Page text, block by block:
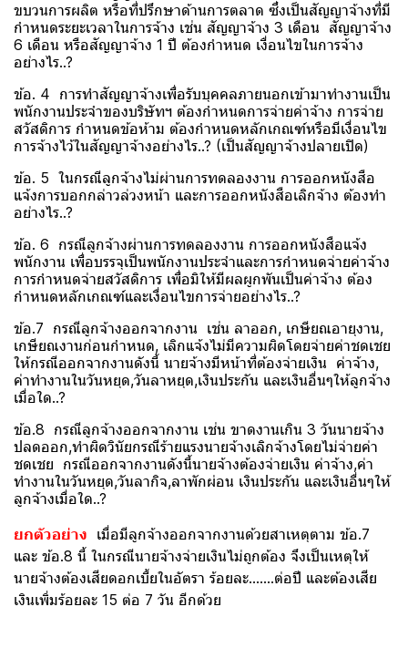
ขบวนการผลิต หรือที่ปรึกษาด้านการตลาด ซึ่งเป็นสัญญาจ้างที่มี
กำหนดระยะเวลาในการจ้าง เช่น สัญญาจ้าง 3 เดือน สัญญาจ้าง
6 เดือน หรือสัญญาจ้าง 1 ปี ต้องกำหนด เงื่อนไขในการจ้าง
อย่างไร..?
ข้อ. 4 การทำสัญญาจ้างเพื่อรับบุคคลภายนอกเข้ามาทำงานเป็น
พนักงานประจำของบริษัทฯ ต้องกำหนดการจ่ายค่าจ้าง การจ่าย
สวัสดิการ กำหนดข้อห้าม ต้องกำหนดหลักเกณฑ์หรือมีเงื่อนไข
การจ้างไว้ในสัญญาจ้างอย่างไร..? (เป็นสัญญาจ้างปลายเปิด)
ข้อ. 5 ในกรณีลูกจ้างไม่ผ่านการทดลองงาน การออกหนังสือ
แจ้งการบอกกล่าวล่วงหน้า และการออกหนังสือเลิกจ้าง ต้องทำ
อย่างไร..?
ข้อ. 6 กรณีลูกจ้างผ่านการทดลองงาน การออกหนังสือแจ้ง
พนักงาน เพื่อบรรจุเป็นพนักงานประจำและการกำหนดจ่ายค่าจ้าง
การกำหนดจ่ายสวัสดิการ เพื่อมิให้มีผลผูกพันเป็นค่าจ้าง ต้อง
กำหนดหลักเกณฑ์และเงื่อนไขการจ่ายอย่างไร..?
ข้อ.7 กรณีลูกจ้างออกจากงาน เช่น ลาออก, เกษียณอายุงาน,
เกษียณงานก่อนกำหนด, เลิกแจ้งไม่มีความผิดโดยจ่ายค่าชดเชย
ให้กรณีออกจากงานดังนี้ นายจ้างมีหน้าที่ต้องจ่ายเงิน ค่าจ้าง,
ค่าทำงานในวันหยุด,วันลาหยุด,เงินประกัน และเงินอื่นๆให้ลูกจ้าง
เมื่อใด..?
ข้อ.8 กรณีลูกจ้างออกจากงาน เช่น ขาดงานเกิน 3 วันนายจ้าง
ปลดออก,ทำผิดวินัยกรณีร้ายแรงนายจ้างเลิกจ้างโดยไม่จ่ายค่า
ชดเชย กรณีออกจากงานดังนี้นายจ้างต้องจ่ายเงิน ค่าจ้าง,ค่า
ทำงานในวันหยุด,วันลากิจ,ลาพักผ่อน เงินประกัน และเงินอื่นๆให้
ลูกจ้างเมื่อใด..?
ยกตัวอย่าง เมื่อมีลูกจ้างออกจากงานด้วยสาเหตุตาม ข้อ.7
และ ข้อ.8 นี้ ในกรณีนายจ้างจ่ายเงินไม่ถูกต้อง จึงเป็นเหตุให้
นายจ้างต้องเสียดอกเบี้ยในอัตรา ร้อยละ.......ต่อปี และต้องเสีย
เงินเพิ่มร้อยละ 15 ต่อ 7 วัน อีกด้วย